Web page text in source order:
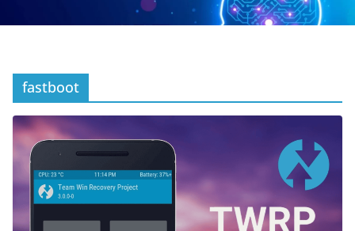
fastboot